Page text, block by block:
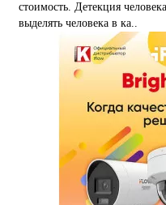
стоимость. Детекция
выделять человека в ка..